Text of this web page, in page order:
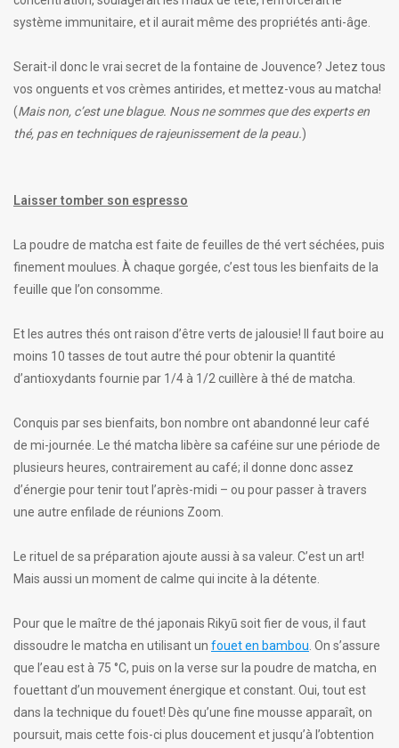
système immunitaire, et il aurait même des propriétés anti-âge.
Serait-il donc le vrai secret de la fontaine de Jouvence? Jetez tous
vos onguents et vos crèmes antirides, et mettez-vous au matcha!
(Mais non, c’est une blague. Nous ne sommes que des experts en
thé, pas en techniques de rajeunissement de la peau.)
Laisser tomber son espresso
La poudre de matcha est faite de feuilles de thé vert séchées, puis
finement moulues. À chaque gorgée, c’est tous les bienfaits de la
feuille que l’on consomme.
Et les autres thés ont raison d’être verts de jalousie! Il faut boire au
moins 10 tasses de tout autre thé pour obtenir la quantité
d’antioxydants fournie par 1/4 à 1/2 cuillère à thé de matcha.
Conquis par ses bienfaits, bon nombre ont abandonné leur café
de mi-journée. Le thé matcha libère sa caféine sur une période de
plusieurs heures, contrairement au café; il donne donc assez
d’énergie pour tenir tout l’après-midi – ou pour passer à travers
une autre enfilade de réunions Zoom.
Le rituel de sa préparation ajoute aussi à sa valeur. C’est un art!
Mais aussi un moment de calme qui incite à la détente.
Pour que le maître de thé japonais Rikyū soit fier de vous, il faut
dissoudre le matcha en utilisant un fouet en bambou. On s’assure
que l’eau est à 75 °C, puis on la verse sur la poudre de matcha, en
fouettant d’un mouvement énergique et constant. Oui, tout est
dans la technique du fouet! Dès qu’une fine mousse apparaît, on
poursuit, mais cette fois-ci plus doucement et jusqu’à l’obtention